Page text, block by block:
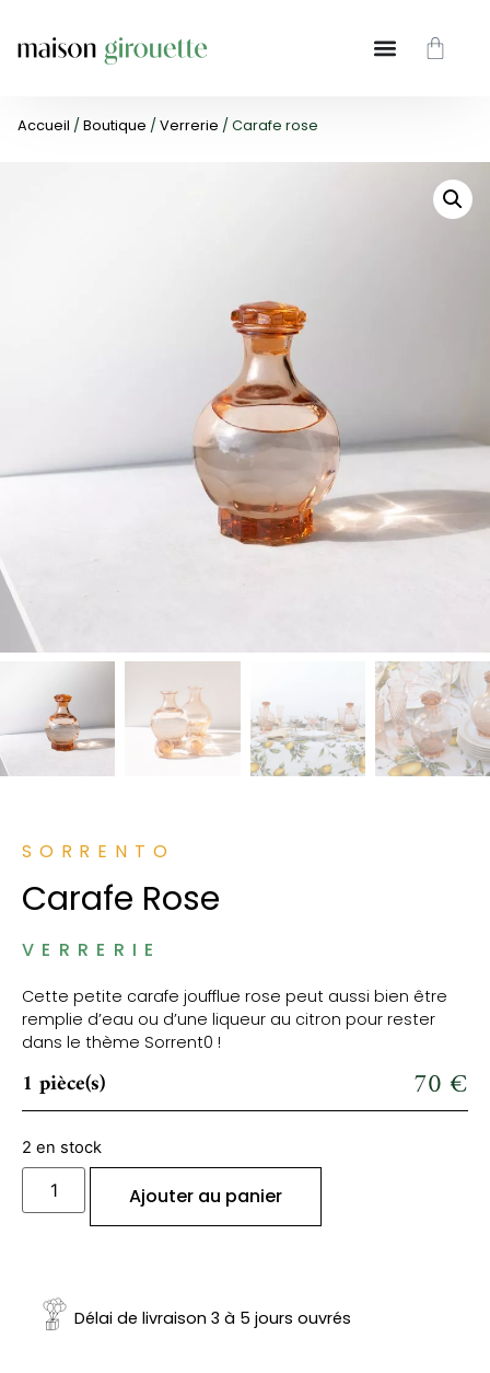
Accueil / Boutique / Verrerie / Carafe rose
SORRENTO
Carafe Rose
VERRERIE
Cette petite carafe joufflue rose peut aussi bien être
remplie d’eau ou d’une liqueur au citron pour rester
dans le thème Sorrent0 !
1 pièce(s) 70 €
2 en stock
Ajouter au panier
Délai de livraison 3 à 5 jours ouvrés